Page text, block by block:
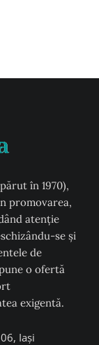
în 1970),
promovarea,
atenţie
se şi
de
o ofertă
exigentă.
Iași